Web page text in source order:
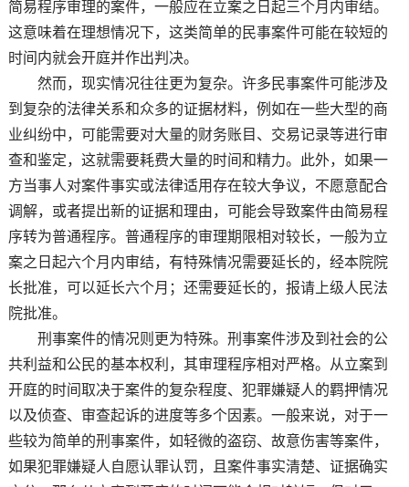
简易程序审理的案件，一般应在立案之日起三个月内审结。
这意味着在理想情况下，这类简单的民事案件可能在较短的
时间内就会开庭并作出判决。
然而，现实情况往往更为复杂。许多民事案件可能涉及
到复杂的法律关系和众多的证据材料，例如在一些大型的商
业纠纷中，可能需要对大量的财务账目、交易记录等进行审
查和鉴定，这就需要耗费大量的时间和精力。此外，如果一
方当事人对案件事实或法律适用存在较大争议，不愿意配合
调解，或者提出新的证据和理由，可能会导致案件由简易程
序转为普通程序。普通程序的审理期限相对较长，一般为立
案之日起六个月内审结，有特殊情况需要延长的，经本院院
长批准，可以延长六个月；还需要延长的，报请上级人民法
院批准。
刑事案件的情况则更为特殊。刑事案件涉及到社会的公
共利益和公民的基本权利，其审理程序相对严格。从立案到
开庭的时间取决于案件的复杂程度、犯罪嫌疑人的羁押情况
以及侦查、审查起诉的进度等多个因素。一般来说，对于一
些较为简单的刑事案件，如轻微的盗窃、故意伤害等案件，
如果犯罪嫌疑人自愿认罪认罚，且案件事实清楚、证据确实